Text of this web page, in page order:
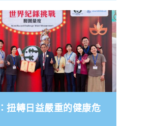
扭轉日益嚴重的健康危